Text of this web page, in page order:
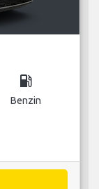
local_gas_station
Benzin